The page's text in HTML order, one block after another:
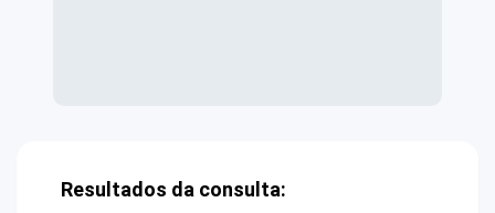
Resultados da consulta: